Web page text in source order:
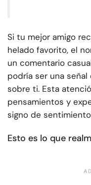
Si tu mejor amigo
helado favorito, el
un comentario
podría ser una
sobre ti. Esta
pensamientos y
signo de
Esto es lo que